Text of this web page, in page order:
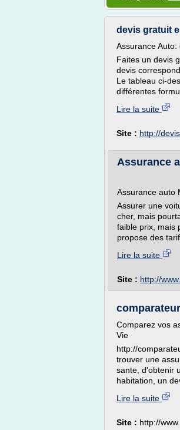
devis gratuit
Assurance Auto:
Faites un devis
devis
Le tableau ci-
différentes
Lire la suite
Site : http://
Assurance
Assurance auto
Assurer une
cher, mais
faible prix, mais
propose des
Lire la suite
Site : http://
Comparez vos
Vie
http://
trouver une
sante, d'obtenir
habitation, un
Lire la suite
Site : http://